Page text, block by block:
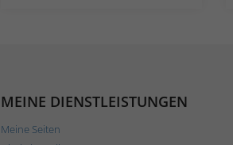
MEINE DIENSTLEISTUNGEN
Meine Seiten